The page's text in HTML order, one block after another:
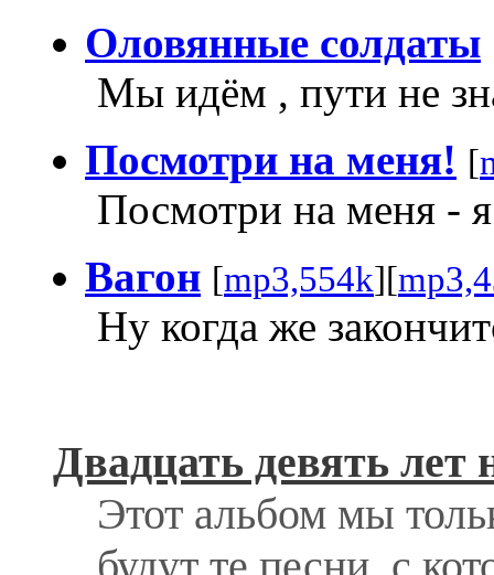
Оловянные солдаты
Мы идём , пути не
Посмотри на меня! [
Посмотри на меня -
Вагон [mp3,554k][
Ну когда же
Двадцать девять лет
Этот альбом мы